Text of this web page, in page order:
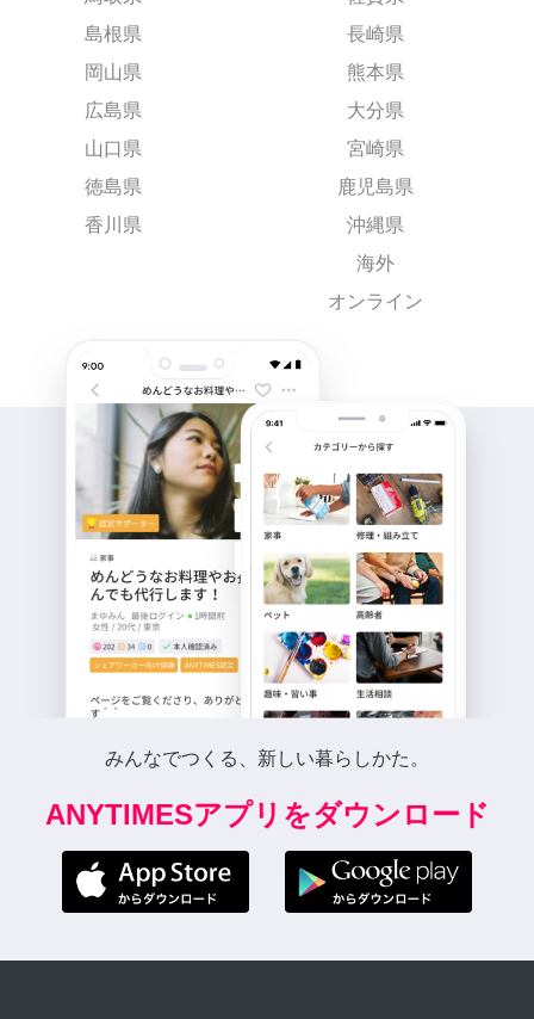
島根県
岡山県
広島県
山口県
徳島県
香川県
長崎県
熊本県
大分県
宮崎県
鹿児島県
沖縄県
海外
オンライン
みんなでつくる、新しい暮らしかた。
ANYTIMESアプリをダウンロード